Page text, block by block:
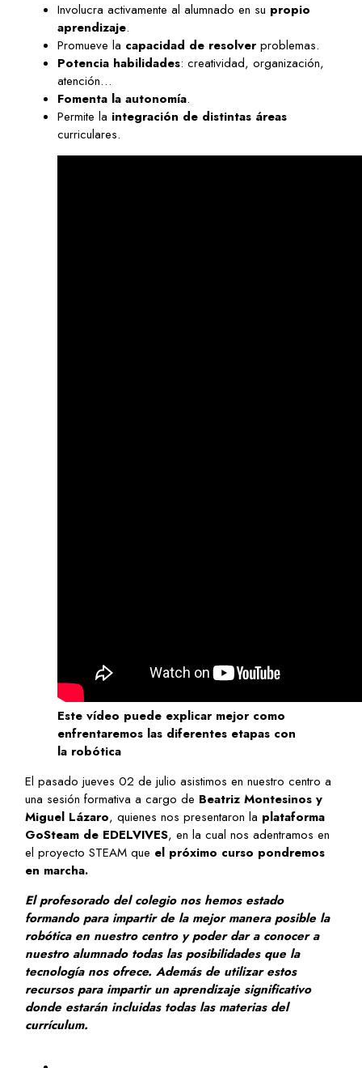
Involucra activamente al alumnado en su propio
aprendizaje.
Promueve la capacidad de resolverproblemas.
Potencia habilidades: creatividad, organización,
atención…
Fomenta la autonomía.
Permite la integración de distintas áreas
curriculares.
Este vídeo puede explicar mejor como
enfrentaremos las diferentes etapas con
la robótica
El pasado jueves 02 de julio asistimos en nuestro centro a
una sesión formativa a cargo de Beatriz Montesinos y
Miguel Lázaro, quienes nos presentaron la plataforma
GoSteam de EDELVIVES, en la cual nos adentramos en
el proyecto STEAM que el próximo curso pondremos
en marcha.
El profesorado del colegio nos hemos estado
formando para impartir de la mejor manera posible la
robótica en nuestro centro y poder dar a conocer a
nuestro alumnado todas las posibilidades que la
tecnología nos ofrece. Además de utilizar estos
recursos para impartir un aprendizaje significativo
donde estarán incluidas todas las materias del
currículum.